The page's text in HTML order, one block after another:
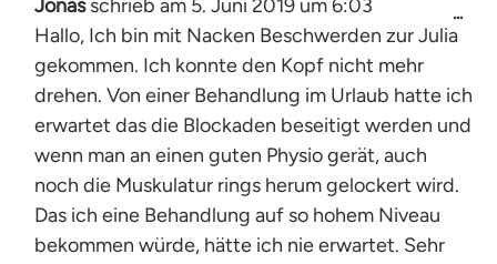
Jonasschrieb am 5. Juni 2019 um6:03
Hallo, Ich bin mit Nacken Beschwerden zur Julia
gekommen. Ich konnte den Kopf nicht mehr
drehen. Von einer Behandlung im Urlaub hatte ich
erwartet das die Blockaden beseitigt werden und
wenn man an einen guten Physio gerät, auch
noch die Muskulatur rings herum gelockert wird.
Das ich eine Behandlung auf so hohem Niveau
bekommen würde, hätte ich nie erwartet. Sehr
...